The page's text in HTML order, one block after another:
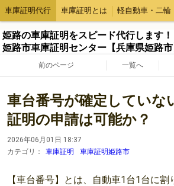
車庫証明代行 車庫証明とは 軽自動車・二輪
姫路の車庫証明をスピード代行します！
姫路市車庫証明センター【兵庫県姫路市
前のページ 一覧へ
車台番号が確定していな
証明の申請は可能か？
2026年06月01日 18:37
カテゴリ：
車庫証明 車庫証明姫路市
【車台番号】とは、自動車1台1台に